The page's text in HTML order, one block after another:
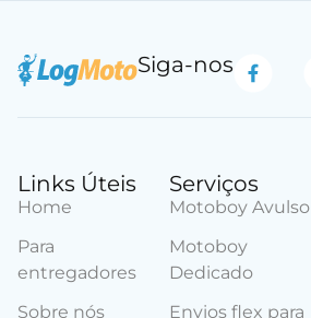
Siga-nos
Links Úteis
Home
Para
entregadores
Sobre nós
Serviços
Motoboy Avulso
Motoboy
Dedicado
Envios flex para